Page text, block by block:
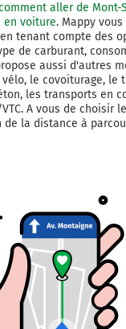
aller de Mont-
en voiture. Mappy
tenant compte des
de carburant,
aussi d'autres
le covoiturage, le
les transports en
A vous de choisir
la distance à